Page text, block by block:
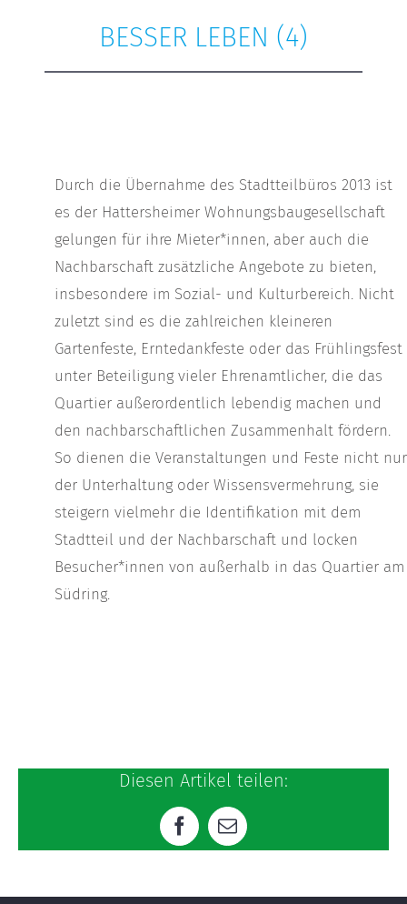
BESSER LEBEN (4)
Durch die Übernahme des Stadtteilbüros 2013 ist
es der Hattersheimer Wohnungsbaugesellschaft
gelungen für ihre Mieter*innen, aber auch die
Nachbarschaft zusätzliche Angebote zu bieten,
insbesondere im Sozial- und Kulturbereich. Nicht
zuletzt sind es die zahlreichen kleineren
Gartenfeste, Erntedankfeste oder das Frühlingsfest
unter Beteiligung vieler Ehrenamtlicher, die das
Quartier außerordentlich lebendig machen und
den nachbarschaftlichen Zusammenhalt fördern.
So dienen die Veranstaltungen und Feste nicht nur
der Unterhaltung oder Wissensvermehrung, sie
steigern vielmehr die Identifikation mit dem
Stadtteil und der Nachbarschaft und locken
Besucher*innen von außerhalb in das Quartier am
Südring.
Diesen Artikel teilen:
Facebook
E-
Mail